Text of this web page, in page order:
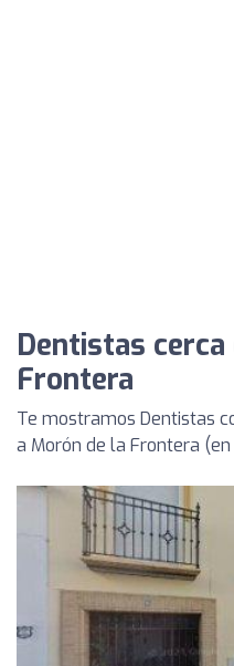
Dentistas
Frontera
Te mostramos Dentistas
a Morón de la Frontera